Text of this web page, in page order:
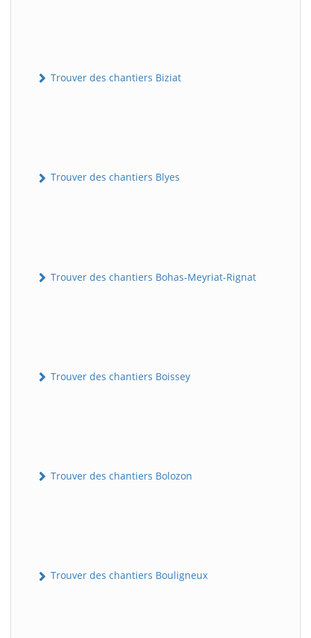
Trouver des chantiers Biziat
Trouver des chantiers Blyes
Trouver des chantiers Bohas-Meyriat-Rignat
Trouver des chantiers Boissey
Trouver des chantiers Bolozon
Trouver des chantiers Bouligneux